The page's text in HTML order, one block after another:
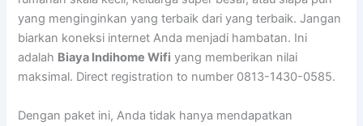
yang menginginkan yang terbaik dari yang terbaik. Jangan
biarkan koneksi internet Anda menjadi hambatan. Ini
adalah Biaya Indihome Wifi yang memberikan nilai
maksimal. Direct registration to number 0813-1430-0585.
Dengan paket ini, Anda tidak hanya mendapatkan